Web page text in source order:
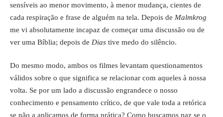
sensíveis ao menor movimento, à menor mudança, cientes de
cada respiração e frase de alguém na tela. Depois de Malmkrog
me vi absolutamente incapaz de começar uma discussão ou de
ver uma Bíblia; depois de Dias tive medo do silêncio.
Do mesmo modo, ambos os filmes levantam questionamentos
válidos sobre o que significa se relacionar com aqueles à nossa
volta. Se por um lado a discussão engrandece o nosso
conhecimento e pensamento crítico, de que vale toda a retórica
se não a aplicamos de forma prática? Como buscamos paz se o